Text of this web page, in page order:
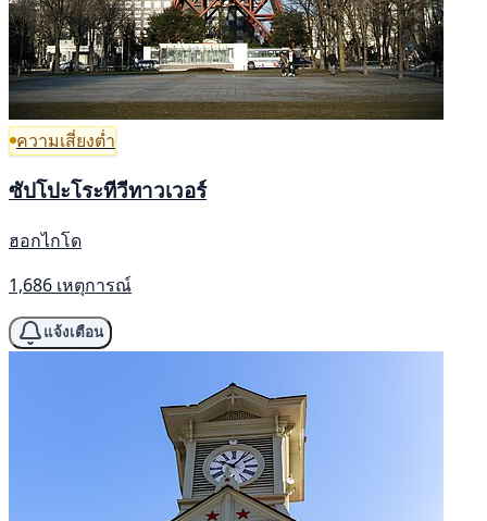
ความเสี่ยงต่ำ
ซัปโปะโระทีวีทาวเวอร์
ฮอกไกโด
1,686 เหตุการณ์
แจ้งเตือน